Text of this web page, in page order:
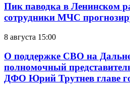
Пик паводка в Ленинском
сотрудники МЧС
8 августа 15:00
О поддержке СВО на
полномочный
ДФО Юрий Трутнев главе